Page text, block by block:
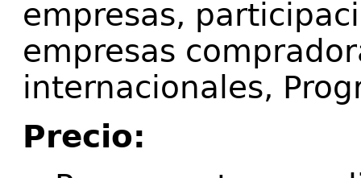
empresas,
empresas
internacionales,
Precio: